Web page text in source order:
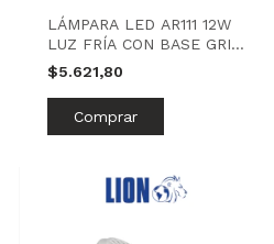
LÁMPARA LED AR111 12W
LUZ FRÍA CON BASE GRIS
| LION
$5.621,80